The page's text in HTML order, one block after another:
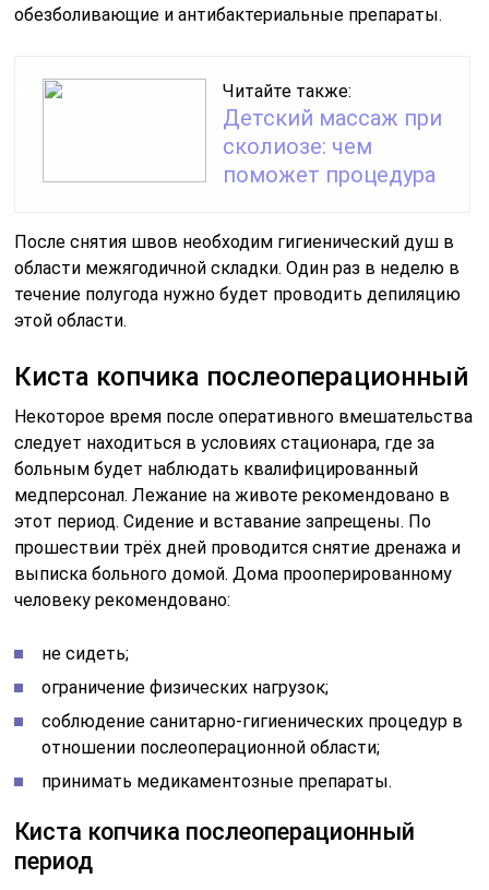
обезболивающие и антибактериальные препараты.
Читайте также:
Детский массаж при
сколиозе: чем
поможет процедура
После снятия швов необходим гигиенический душ в
области межягодичной складки. Один раз в неделю в
течение полугода нужно будет проводить депиляцию
этой области.
Киста копчика послеоперационный
Некоторое время после оперативного вмешательства
следует находиться в условиях стационара, где за
больным будет наблюдать квалифицированный
медперсонал. Лежание на животе рекомендовано в
этот период. Сидение и вставание запрещены. По
прошествии трёх дней проводится снятие дренажа и
выписка больного домой. Дома прооперированному
человеку рекомендовано:
не сидеть;
ограничение физических нагрузок;
соблюдение санитарно-гигиенических процедур в
отношении послеоперационной области;
принимать медикаментозные препараты.
Киста копчика послеоперационный
период